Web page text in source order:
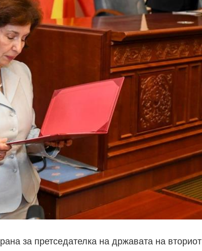
за претседателка на државата на вториот